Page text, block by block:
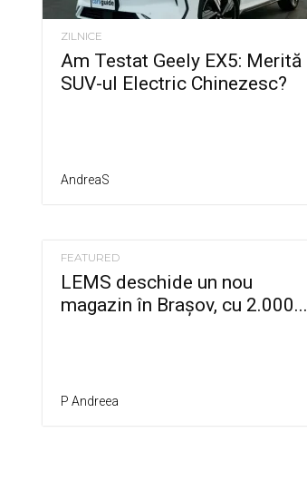
ZILNICE
Am Testat Geely EX5: Merită
SUV-ul Electric Chinezesc?
AndreaS
FEATURED
LEMS deschide un nou
magazin în Brașov, cu 2.000...
P Andreea